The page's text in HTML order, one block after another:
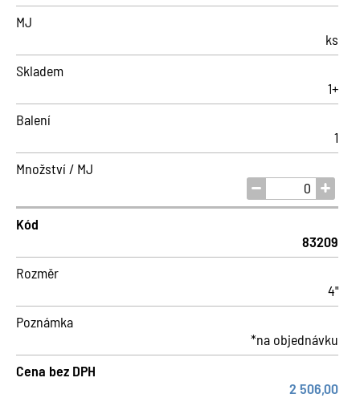
MJ
ks
Skladem
1+
Balení
1
Množství / MJ
Kód
83209
Rozměr
4"
Poznámka
*na objednávku
Cena bez DPH
2 506,00